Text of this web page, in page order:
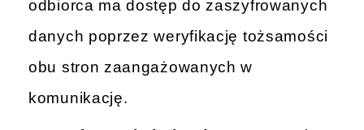
odbiorca ma dostęp do zaszyfrowanych
danych poprzez weryfikację tożsamości
obu stron zaangażowanych w
komunikację.